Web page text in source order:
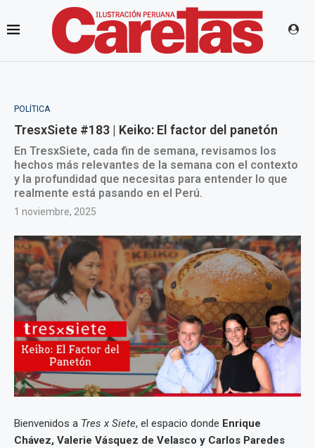
POLÍTICA
TresxSiete #183 | Keiko: El factor del panetón
En TresxSiete, cada fin de semana, revisamos los
hechos más relevantes de la semana con el contexto
y la profundidad que necesitas para entender lo que
realmente está pasando en el Perú.
1 noviembre, 2025
Bienvenidos a Tres x Siete, el espacio donde Enrique
Chávez, Valerie Vásquez de Velasco y Carlos Paredes